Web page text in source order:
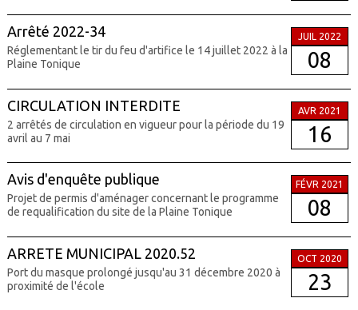
Arrêté 2022-34
Réglementant le tir du feu d'artifice le 14 juillet 2022 à la
Plaine Tonique
JUIL 2022
08
CIRCULATION INTERDITE
2 arrêtés de circulation en vigueur pour la période du 19
avril au 7 mai
AVR 2021
16
Avis d'enquête publique
Projet de permis d'aménager concernant le programme
de requalification du site de la Plaine Tonique
FÉVR 2021
08
ARRETE MUNICIPAL 2020.52
Port du masque prolongé jusqu'au 31 décembre 2020 à
proximité de l'école
OCT 2020
23